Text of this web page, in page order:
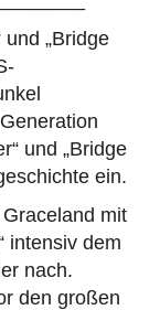
„Bridge
und „Bridge
ein.
mit
intensiv dem
nach.
den großen